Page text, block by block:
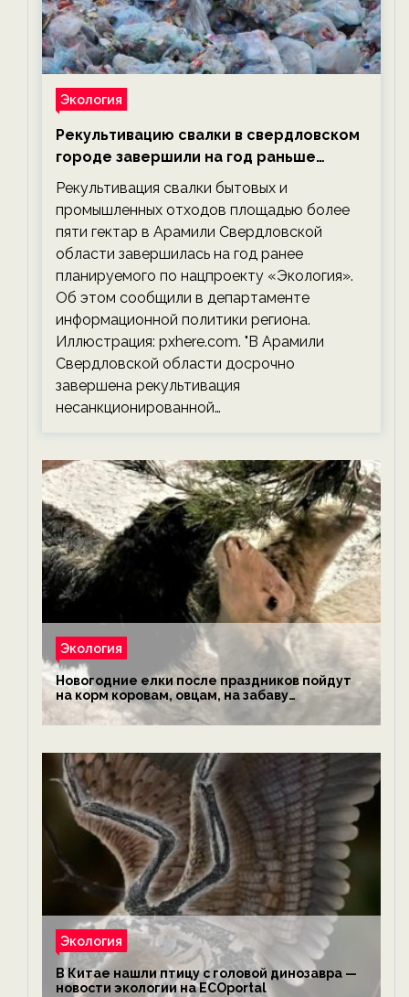
Экология
Рекультивацию свалки в свердловском
городе завершили на год раньше
планируемого срока — новости
экологии на ECOportal
Рекультивация свалки бытовых и
промышленных отходов площадью более
пяти гектар в Арамили Свердловской
области завершилась на год ранее
планируемого по нацпроекту «Экология».
Об этом сообщили в департаменте
информационной политики региона.
Иллюстрация: pxhere.com. "В Арамили
Свердловской области досрочно
завершена рекультивация
несанкционированной…
Экология
Новогодние елки после праздников пойдут
на корм коровам, овцам, на забаву
обезьянам, львам и леопардам — новости
экологии на ECOportal
Экология
В Китае нашли птицу с головой динозавра —
новости экологии на ECOportal